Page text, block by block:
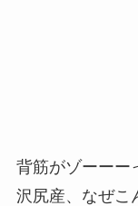
背筋がゾーーー
沢尻産、なぜこ